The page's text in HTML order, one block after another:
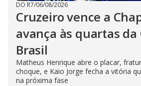
DO R7/06/08/2026
Cruzeiro vence a
avança às quartas da
Brasil
Matheus Henrique abre o placar,
choque, e Kaio Jorge fecha a vitória
na próxima fase